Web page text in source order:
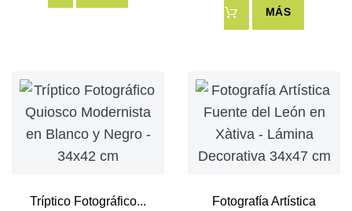
MÁS
Tríptico Fotográfico...
Fotografía Artística